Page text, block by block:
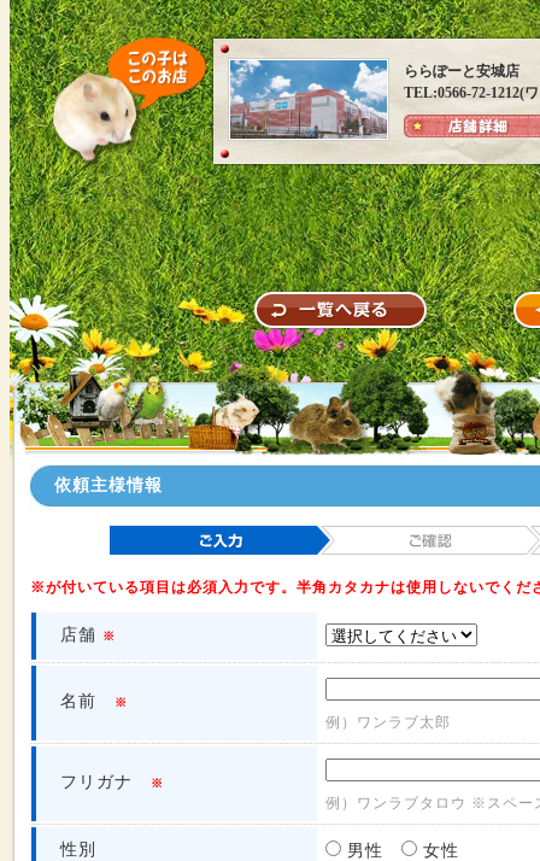
ららぽーと安城店
TEL:0566-72-1212(
依頼主様情報
※が付いている項目は必須入力です。半角カタカナは使用しないでくだ
店舗 ※
名前 ※
例）ワンラブ太郎
フリガナ ※
例）ワンラブタロウ ※スペー
性別 男性 女性